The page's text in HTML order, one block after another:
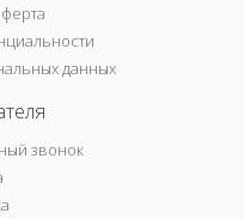
данных
звонок